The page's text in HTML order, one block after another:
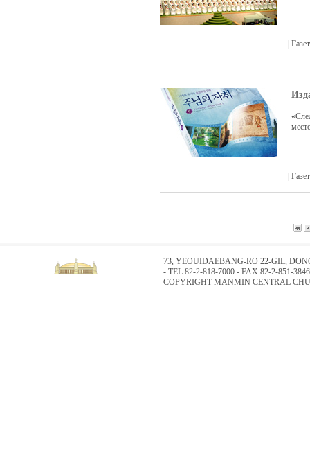
|
|
73, YEOUIDAEBANG-RO 22-GIL,
- TEL 82-2-818-7000 - FAX 82-2-851-3846
COPYRIGHT MANMIN CENTRAL